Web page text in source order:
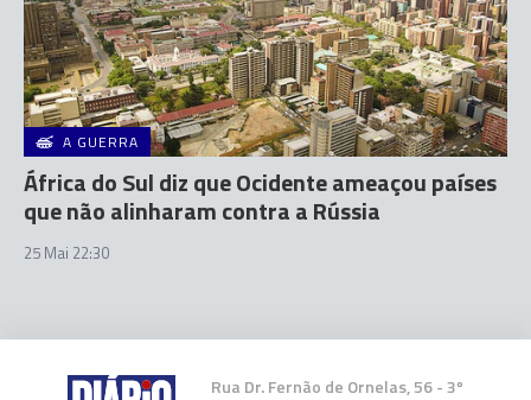
A GUERRA
África do Sul diz que Ocidente ameaçou países
que não alinharam contra a Rússia
25 Mai 22:30
Rua Dr. Fernão de Ornelas, 56 - 3º